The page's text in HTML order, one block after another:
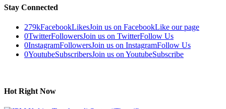
Stay Connected
279kFacebookLikesJoin us on FacebookLike our page
0TwitterFollowersJoin us on TwitterFollow Us
0InstagramFollowersJoin us on InstagramFollow Us
0YoutubeSubscribersJoin us on YoutubeSubscribe
Hot Right Now